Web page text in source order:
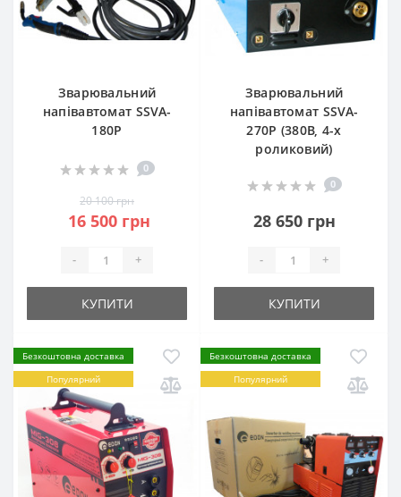
Зварювальний
напівавтомат SSVA-
180P
0
20 100 грн
16 500 грн
- +
КУПИТИ
Зварювальний
напівавтомат SSVA-
270P (380В, 4-х
роликовий)
0
28 650 грн
- +
КУПИТИ
Безкоштовна доставка
Популярний
Безкоштовна доставка
Популярний